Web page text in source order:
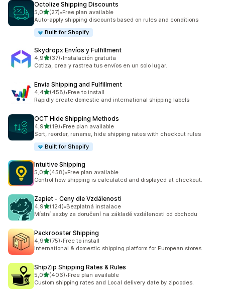
Octolize Shipping Discounts
5,0z 5 hvězd
(27)
Celkový počet recenzí: 27
•Free plan available
Auto-apply shipping discounts based on rules and conditions
Built for Shopify
Skydropx Envíos y Fulfillment
4,9z 5 hvězd
(37)
Celkový počet recenzí: 37
•Instalación gratuita
Cotiza, crea y rastrea tus envíos en un solo lugar.
Envia Shipping and Fulfillment
4,4z 5 hvězd
(458)
Celkový počet recenzí: 458
•Free to install
Rapidly create domestic and international shipping labels
OCT Hide Shipping Methods
4,9z 5 hvězd
(19)
Celkový počet recenzí: 19
•Free plan available
Sort, reorder, rename, hide shipping rates with checkout rules
Built for Shopify
Intuitive Shipping
5,0z 5 hvězd
(458)
Celkový počet recenzí: 458
•Free plan available
Control how shipping is calculated and displayed at checkout.
Zapiet ‑ Ceny dle Vzdálenosti
4,9z 5 hvězd
(124)
Celkový počet recenzí: 124
•Bezplatná instalace
Místní sazby za doručení na základě vzdálenosti od obchodu
Packrooster Shipping
4,9z 5 hvězd
(75)
Celkový počet recenzí: 75
•Free to install
International & domestic shipping platform for European stores
ShipZip Shipping Rates & Rules
5,0z 5 hvězd
(406)
Celkový počet recenzí: 406
•Free plan available
Custom shipping rates and Local delivery date by zipcodes.